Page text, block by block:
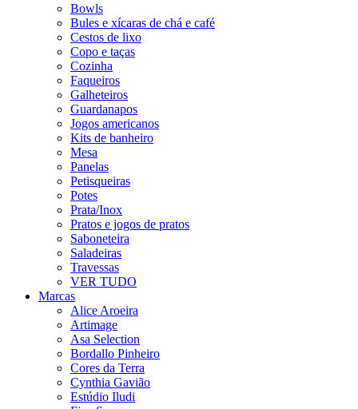
Bowls
Bules e xícaras de chá e café
Cestos de lixo
Copo e taças
Cozinha
Faqueiros
Galheteiros
Guardanapos
Jogos americanos
Kits de banheiro
Mesa
Panelas
Petisqueiras
Potes
Prata/Inox
Pratos e jogos de pratos
Saboneteira
Saladeiras
Travessas
VER TUDO
Marcas
Alice Aroeira
Artimage
Asa Selection
Bordallo Pinheiro
Cores da Terra
Cynthia Gavião
Estúdio Iludi